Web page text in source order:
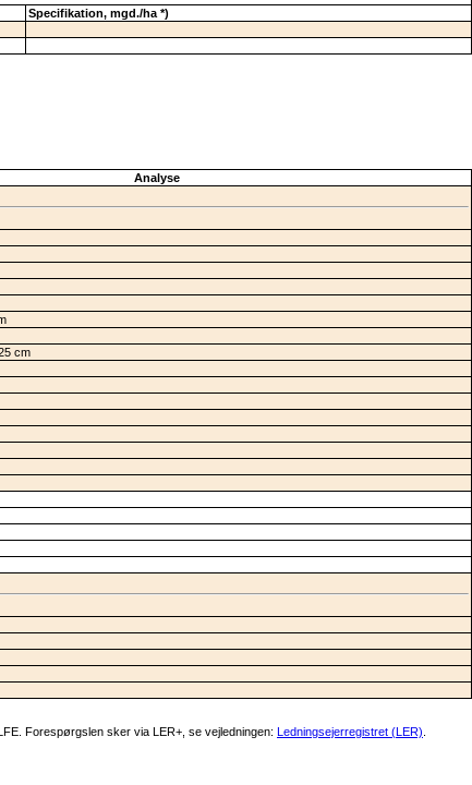
Specifikation, mgd./ha *)
Analyse
cm
Forespørgslen sker via LER+, se vejledningen: Ledningsejerregistret (LER)